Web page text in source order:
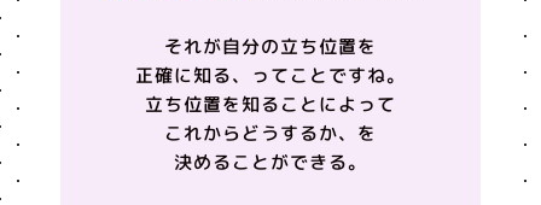
それが自分の立ち位置を
正確に知る、ってことですね。
立ち位置を知ることによって
これからどうするか、を
決めることができる。